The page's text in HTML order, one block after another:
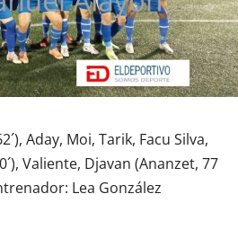
Aday, Moi, Tarik, Facu Silva,
Valiente, Djavan (Ananzet, 77
Lea González